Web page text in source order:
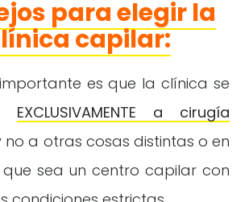
para elegir la
capilar:
es que la clínica se
EXCLUSIVAMENTE a cirugía
no a otras cosas distintas o en
sea un centro capilar con